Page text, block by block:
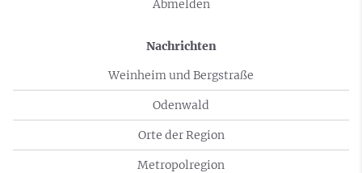
Abmelden
Nachrichten
Weinheim und Bergstraße
Odenwald
Orte der Region
Metropolregion